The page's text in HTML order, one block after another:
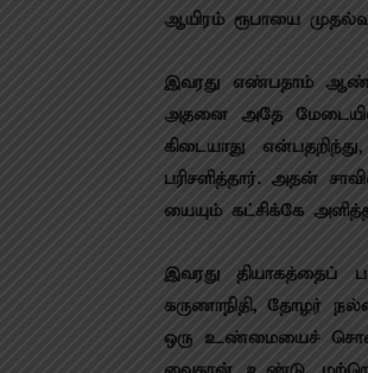
ஆயிரம் ரூபாயை
இவரது எண்ப​தாம்
அதனை அதே மேடை​யில்
கிடை​யாது
பரிசளித்​தார். அதன்
யை​யும் கட்சிக்கே
இவரது தியாகத்​தைப்
கருணாநிதி, தோழர்
ஒரு உண்மை​யைச்